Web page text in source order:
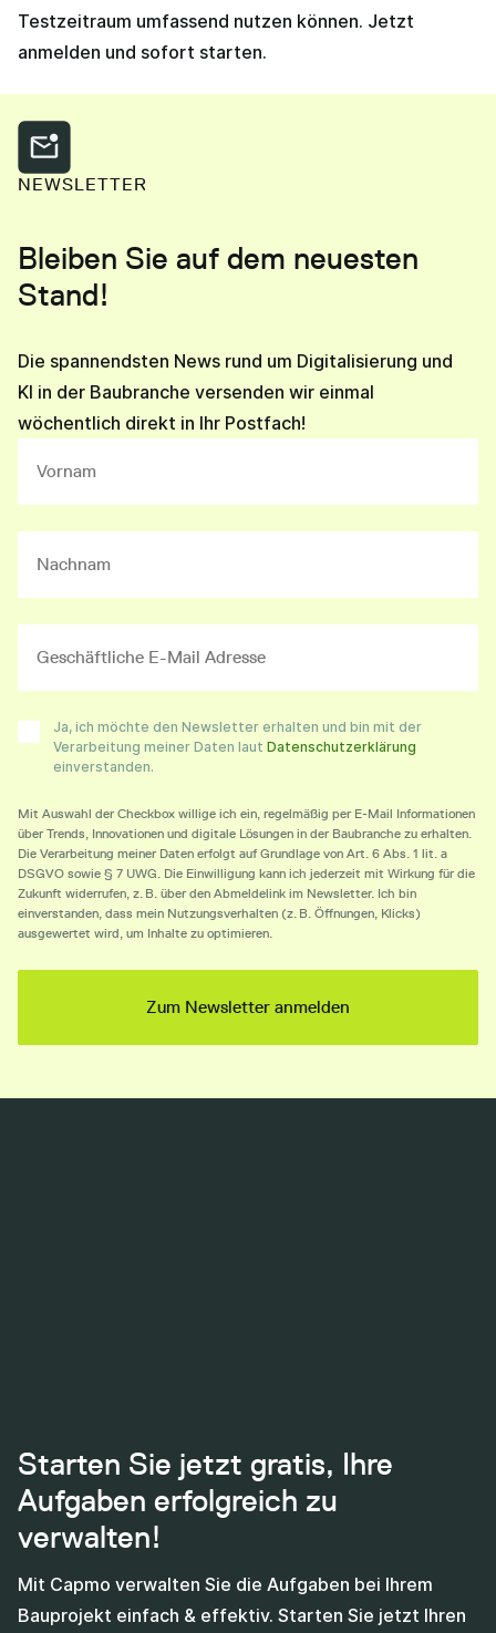
Testzeitraum umfassend nutzen können. Jetzt
anmelden und sofort starten.
NEWSLETTER
Bleiben Sie auf dem neuesten
Stand!
Die spannendsten News rund um Digitalisierung und
KI in der Baubranche versenden wir einmal
wöchentlich direkt in Ihr Postfach!
Ja, ich möchte den Newsletter erhalten und bin mit der
Verarbeitung meiner Daten laut Datenschutzerklärung
einverstanden.
Mit Auswahl der Checkbox willige ich ein, regelmäßig per E-Mail Informationen
über Trends, Innovationen und digitale Lösungen in der Baubranche zu erhalten.
Die Verarbeitung meiner Daten erfolgt auf Grundlage von Art. 6 Abs. 1 lit. a
DSGVO sowie § 7 UWG. Die Einwilligung kann ich jederzeit mit Wirkung für die
Zukunft widerrufen, z. B. über den Abmeldelink im Newsletter. Ich bin
einverstanden, dass mein Nutzungsverhalten (z. B. Öffnungen, Klicks)
ausgewertet wird, um Inhalte zu optimieren.
Starten Sie jetzt gratis, Ihre
Aufgaben erfolgreich zu
verwalten!
Mit Capmo verwalten Sie die Aufgaben bei Ihrem
Bauprojekt einfach & effektiv. Starten Sie jetzt Ihren